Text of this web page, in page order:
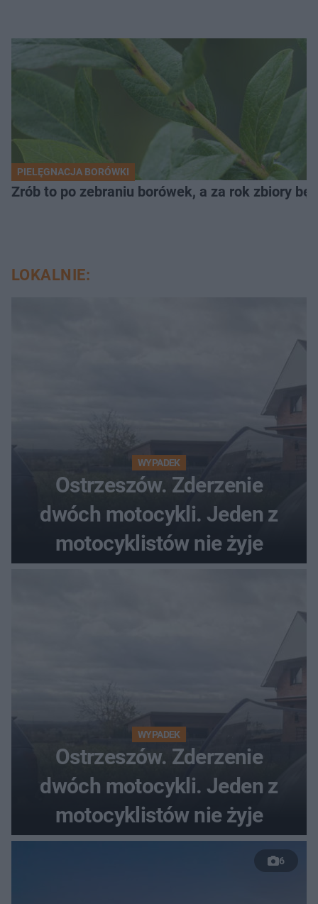
PIELĘGNACJA BORÓWKI
Zrób to po zebraniu borówek, a za rok zbiory
LOKALNIE:
WYPADEK
Ostrzeszów. Zderzenie
dwóch motocykli. Jeden z
motocyklistów nie żyje
WYPADEK
Ostrzeszów. Zderzenie
dwóch motocykli. Jeden z
motocyklistów nie żyje
6